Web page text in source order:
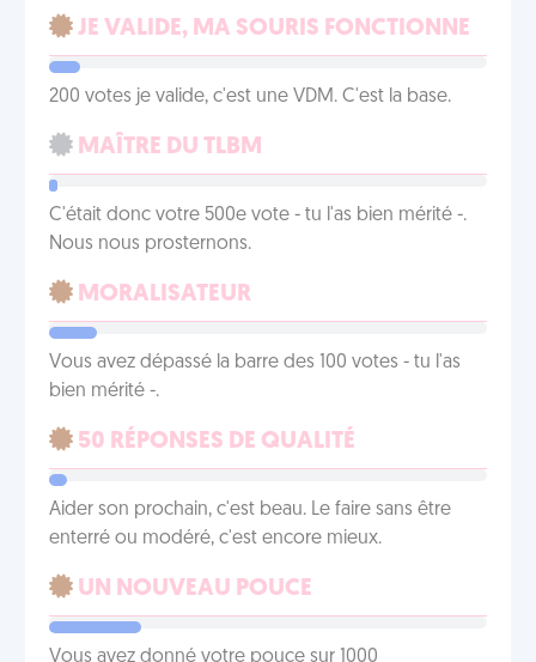
JE VALIDE, MA SOURIS FONCTIONNE
200 votes je valide, c'est une VDM. C'est la base.
MAÎTRE DU TLBM
C'était donc votre 500e vote - tu l'as bien mérité -.
Nous nous prosternons.
MORALISATEUR
Vous avez dépassé la barre des 100 votes - tu l'as
bien mérité -.
50 RÉPONSES DE QUALITÉ
Aider son prochain, c'est beau. Le faire sans être
enterré ou modéré, c'est encore mieux.
UN NOUVEAU POUCE
Vous avez donné votre pouce sur 1000